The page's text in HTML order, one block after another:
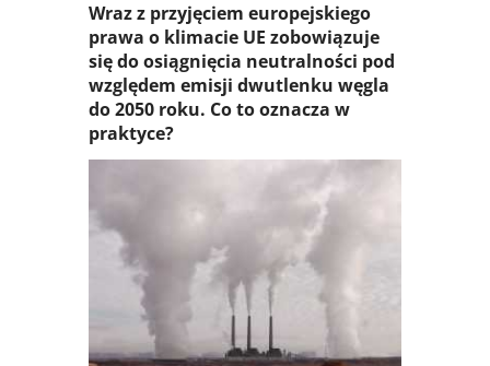
Wraz z przyjęciem europejskiego
prawa o klimacie UE zobowiązuje
się do osiągnięcia neutralności pod
względem emisji dwutlenku węgla
do 2050 roku. Co to oznacza w
praktyce?